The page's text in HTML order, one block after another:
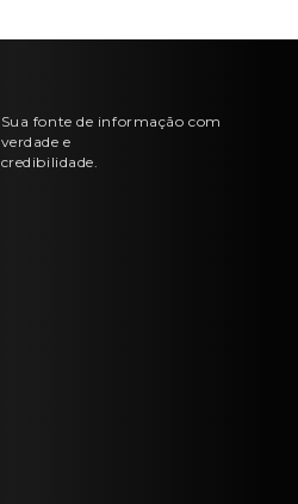
Sua fonte de informação com
verdade e
credibilidade.